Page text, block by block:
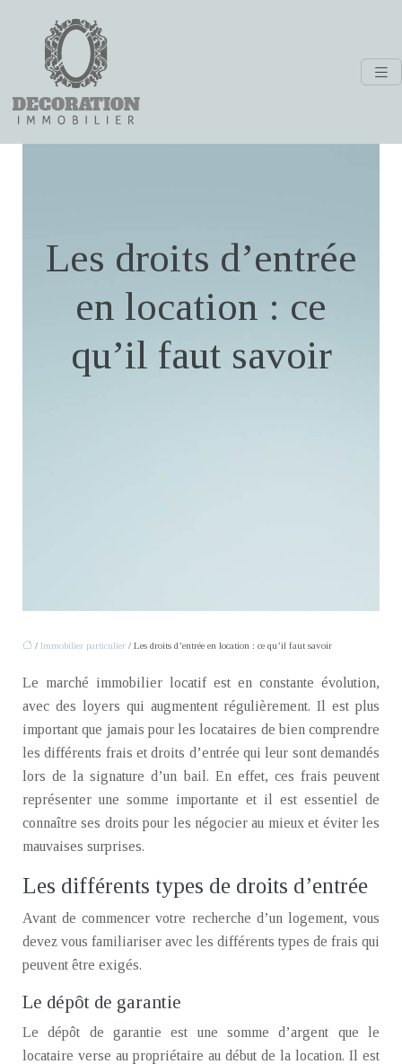
Les droits d’entrée
en location : ce
qu’il faut savoir
/ Immobilier particulier / Les droits d’entrée en location : ce qu’il faut savoir
Le marché immobilier locatif est en constante évolution,
avec des loyers qui augmentent régulièrement. Il est plus
important que jamais pour les locataires de bien comprendre
les différents frais et droits d’entrée qui leur sont demandés
lors de la signature d’un bail. En effet, ces frais peuvent
représenter une somme importante et il est essentiel de
connaître ses droits pour les négocier au mieux et éviter les
mauvaises surprises.
Les différents types de droits d’entrée
Avant de commencer votre recherche d’un logement, vous
devez vous familiariser avec les différents types de frais qui
peuvent être exigés.
Le dépôt de garantie
Le dépôt de garantie est une somme d’argent que le
locataire verse au propriétaire au début de la location. Il est